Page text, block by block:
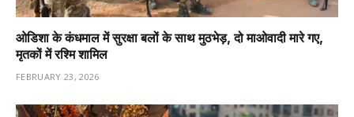
ओडिशा के कंधमाल में सुरक्षा बलों के साथ मुठभेड़, दो माओवादी मारे गए,
मृतकों में रश्मि शामिल
FEBRUARY 23, 2026